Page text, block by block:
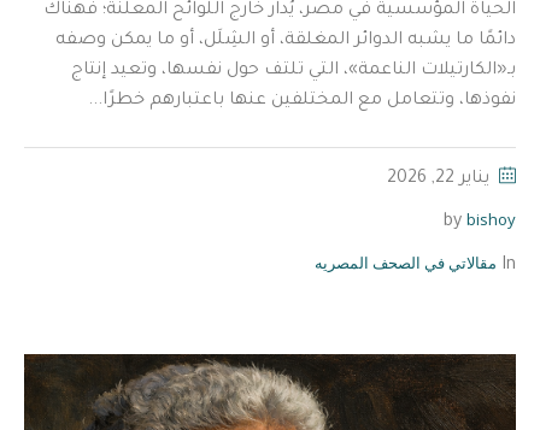
الحياة المؤسسية في مصر، يُدار خارج اللوائح المعلنة؛ فهناك
دائمًا ما يشبه الدوائر المغلقة، أو الشِلَل، أو ما يمكن وصفه
بـ«الكارتيلات الناعمة»، التي تلتف حول نفسها، وتعيد إنتاج
نفوذها، وتتعامل مع المختلفين عنها باعتبارهم خطرًا...
يناير 22, 2026
by bishoy
In مقالاتي في الصحف المصريه